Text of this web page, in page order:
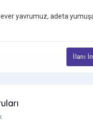
yavrumuz, adeta
İlanı